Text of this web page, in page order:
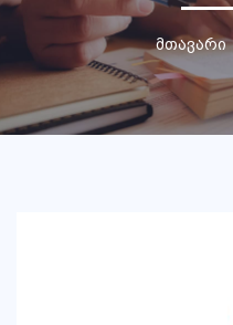
მთავარი